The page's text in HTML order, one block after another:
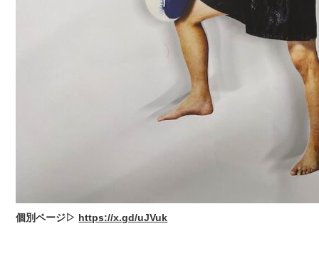
個別ページ▷ https://x.gd/uJVuk